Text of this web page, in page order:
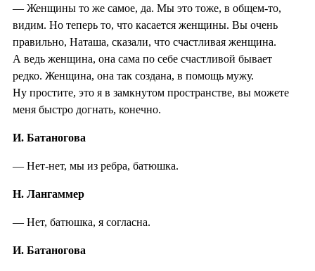
— Женщины то же самое, да. Мы это тоже, в общем-то,
видим. Но теперь то, что касается женщины. Вы очень
правильно, Наташа, сказали, что счастливая женщина.
А ведь женщина, она сама по себе счастливой бывает
редко. Женщина, она так создана, в помощь мужу.
Ну простите, это я в замкнутом пространстве, вы можете
меня быстро догнать, конечно.
И. Батаногова
— Нет-нет, мы из ребра, батюшка.
Н. Лангаммер
— Нет, батюшка, я согласна.
И. Батаногова